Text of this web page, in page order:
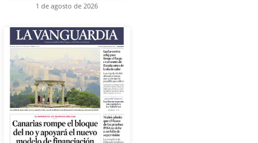
1 de agosto de 2026